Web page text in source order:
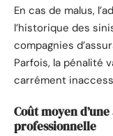
En cas de malus,
l’historique des
compagnies
Parfois, la pénalité
carrément
Coût moyen
professionnelle